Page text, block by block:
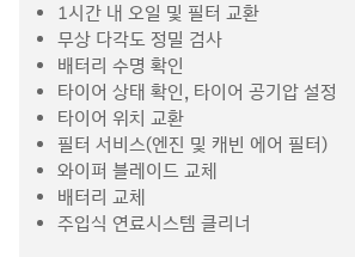
1시간 내 오일 및 필터 교환
무상 다각도 정밀 검사
배터리 수명 확인
타이어 상태 확인, 타이어 공기압 설정
타이어 위치 교환
필터 서비스(엔진 및 캐빈 에어 필터)
와이퍼 블레이드 교체
배터리 교체
주입식 연료시스템 클리너